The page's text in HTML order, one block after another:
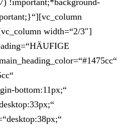
!important;*background-
width=“2/3″]
bottom:11px;“